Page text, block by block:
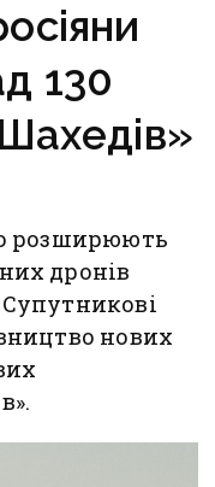
130
розширюють
дронів
нових